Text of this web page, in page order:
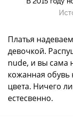
Платья
девочкой.
nude, и вы сама
кожанная
цвета. Ничего
естесвенно.